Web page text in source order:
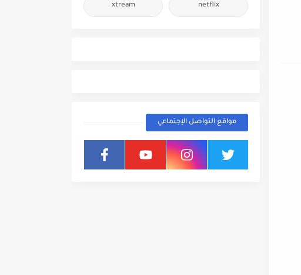
netflix
xtream
مواقع التواصل الإجتماعي